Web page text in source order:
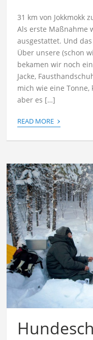
31 km von Jokkmokk
Als erste Maßnahme
ausgestattet. Und
Über unsere (schon
bekamen wir noch
Jacke,
mich wie eine Tonne,
aber es […]
READ MORE ›